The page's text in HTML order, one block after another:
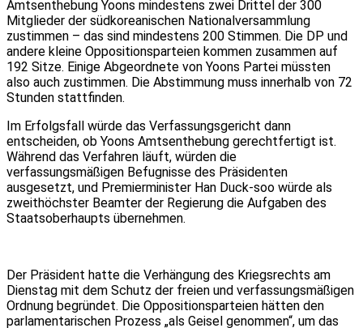
Amtsenthebung Yoons mindestens zwei Drittel der 300
Mitglieder der südkoreanischen Nationalversammlung
zustimmen – das sind mindestens 200 Stimmen. Die DP und
andere kleine Oppositionsparteien kommen zusammen auf
192 Sitze. Einige Abgeordnete von Yoons Partei müssten
also auch zustimmen. Die Abstimmung muss innerhalb von 72
Stunden stattfinden.
Im Erfolgsfall würde das Verfassungsgericht dann
entscheiden, ob Yoons Amtsenthebung gerechtfertigt ist.
Während das Verfahren läuft, würden die
verfassungsmäßigen Befugnisse des Präsidenten
ausgesetzt, und Premierminister Han Duck-soo würde als
zweithöchster Beamter der Regierung die Aufgaben des
Staatsoberhaupts übernehmen.
Der Präsident hatte die Verhängung des Kriegsrechts am
Dienstag mit dem Schutz der freien und verfassungsmäßigen
Ordnung begründet. Die Oppositionsparteien hätten den
parlamentarischen Prozess „als Geisel genommen“, um das